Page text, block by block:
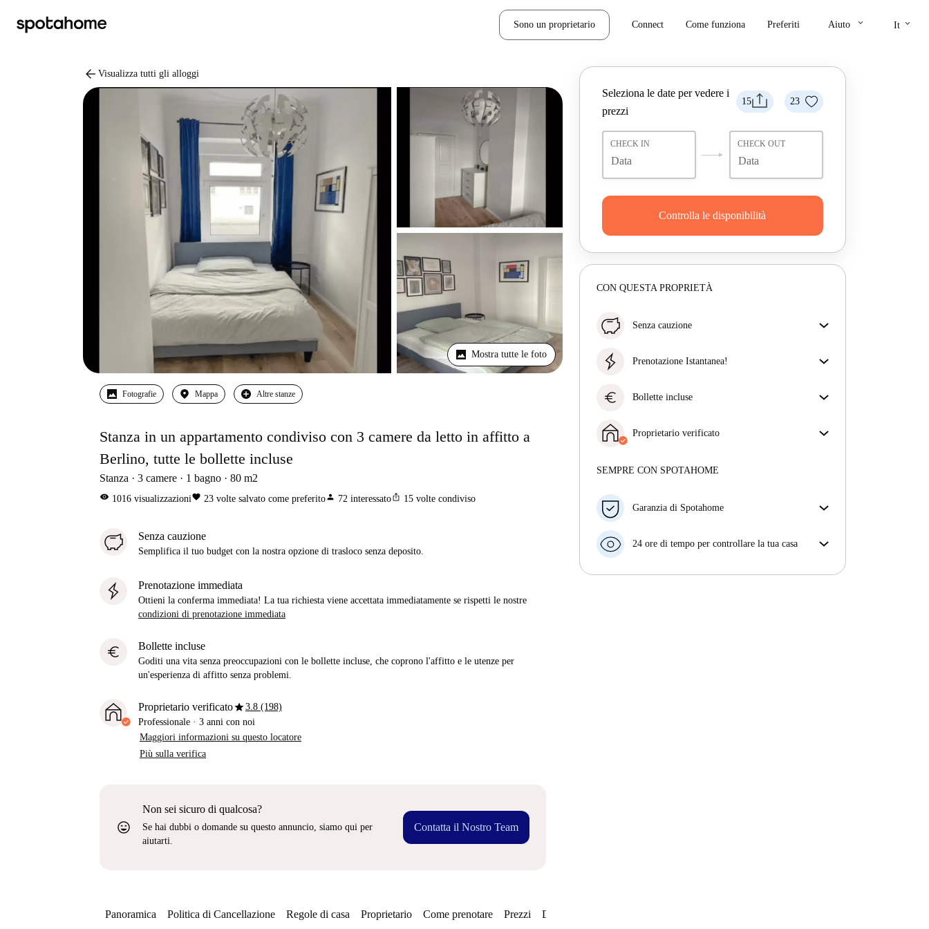
Sono un proprietario Connect Come funziona Preferiti Aiuto keyboard_arrow_down It keyboard_arrow_down
arrow_back Visualizza tutti gli alloggi
Mostra tutte le foto
Fotografie Mappa Altre stanze
Stanza in un appartamento condiviso con 3 camere da letto in affitto a
Berlino, tutte le bollette incluse
Stanza 3 camere 1 bagno 80 m2
visibility 1016 visualizzazionifavorite 23 volte salvato come preferitoperson 72 interessatoios_share 15 volte condiviso
Senza cauzione
Semplifica il tuo budget con la nostra opzione di trasloco senza deposito.
Prenotazione immediata
Ottieni la conferma immediata! La tua richiesta viene accettata immediatamente se rispetti le nostre
condizioni di prenotazione immediata
euro Bollette incluse
Goditi una vita senza preoccupazioni con le bollette incluse, che coprono l'affitto e le utenze per
un'esperienza di affitto senza problemi.
Proprietario verificatostar3.8 (198)
Professionale · 3 anni con noi
Maggiori informazioni su questo locatore
Più sulla verifica
sentiment_very_satisfied
Non sei sicuro di qualcosa?
Se hai dubbi o domande su questo annuncio, siamo qui per
aiutarti.
Contatta il Nostro Team
15 23
Seleziona le date per vedere i
prezzi
CHECK IN CHECK OUT
Controlla le disponibilità
CON QUESTA PROPRIETÀ
Senza cauzione
trasloco senza deposito.
Prenotazione Istantanea!
prenotazione verrà accettata immediatamente se
euro Bollette incluse
incluse, che coprono l'affitto e le utenze per
un'esperienza di affitto senza problemi.
Proprietario verificato
Maggiori informazioni su questo locatore
SEMPRE CON SPOTAHOME
Garanzia di Spotahome
con breve preavviso, noi A) ti pagheremo un hotel e
B) ti rimborseremo totalmente
24 ore di tempo per controllare la tua casa
Panoramica Politica di Cancellazione Regole di casa Proprietario Come prenotare Prezzi Disponibilità